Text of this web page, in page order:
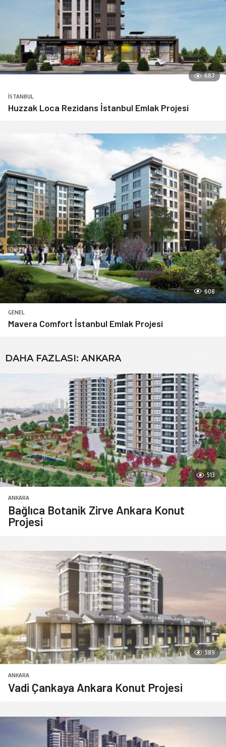
687
İSTANBUL
Huzzak Loca Rezidans İstanbul Emlak Projesi
608
GENEL
Mavera Comfort İstanbul Emlak Projesi
DAHA FAZLASI:ANKARA
513
ANKARA
Bağlıca Botanik Zirve Ankara Konut
Projesi
589
ANKARA
Vadi Çankaya Ankara Konut Projesi